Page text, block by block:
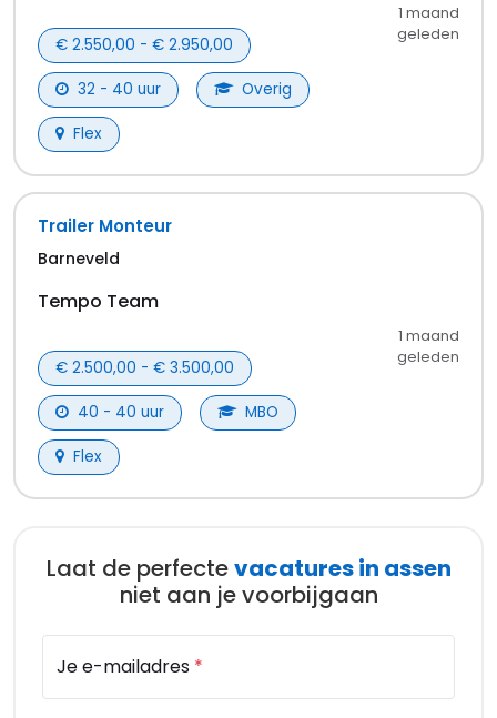
Laat de perfectevacatures in assen
niet aan je voorbijgaan
Je e-mailadres *
€ 2.550,00 - € 2.950,00
32 - 40 uur Overig
Flex
1 maand
geleden
Trailer Monteur
Barneveld
Tempo Team
€ 2.500,00 - € 3.500,00
40 - 40 uur MBO
Flex
1 maand
geleden